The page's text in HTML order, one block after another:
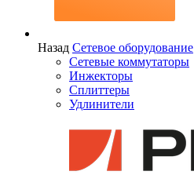
Назад Сетевое оборудование
Сетевые коммутаторы
Инжекторы
Сплиттеры
Удлинители